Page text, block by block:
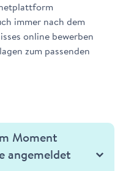
immer nach dem
online bewerben
zum passenden
Moment
angemeldet